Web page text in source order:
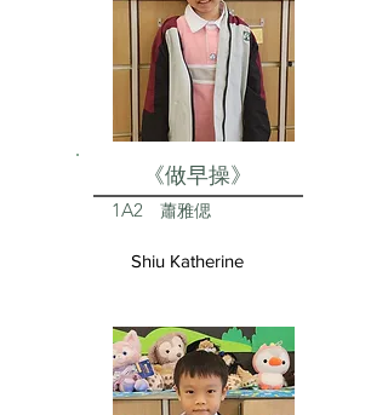
《做早操》
1A2 蕭雅偲
Shiu Katherine